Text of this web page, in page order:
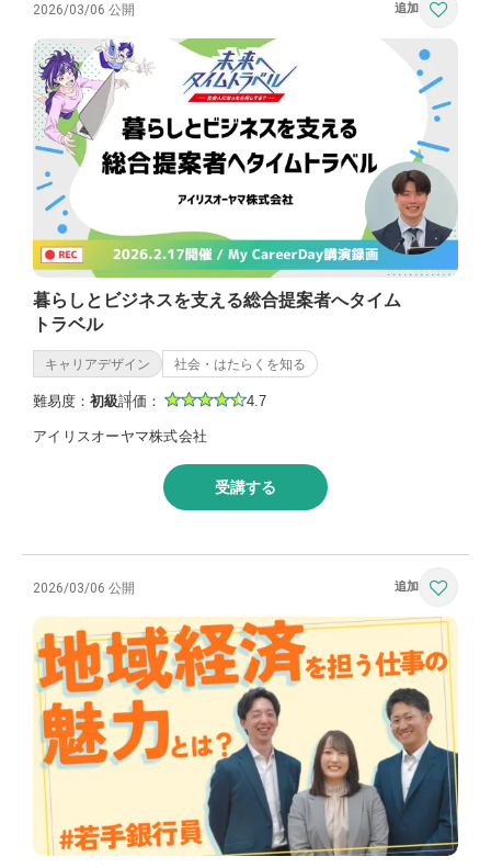
2026/03/06 公開
暮らしとビジネスを支える総合提案者へタイム
トラベル
キャリアデザイン 社会・はたらくを知る
難易度： 初級評価： 4.7
アイリスオーヤマ株式会社
受講する
2026/03/06 公開